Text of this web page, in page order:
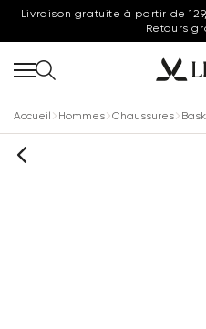
Livraison gratuite à partir de
Retours
Accueil Hommes Chaussures